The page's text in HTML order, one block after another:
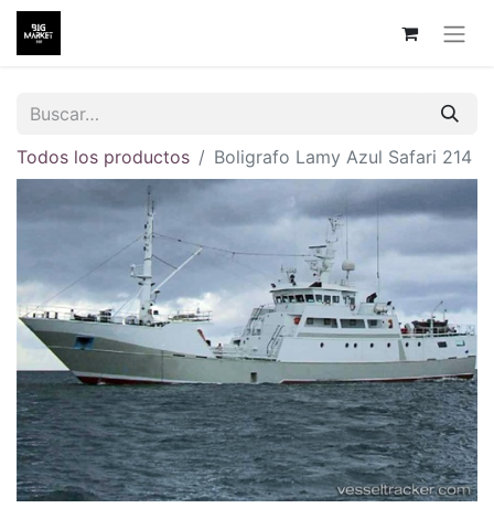
Todos los productos Boligrafo Lamy Azul Safari 214